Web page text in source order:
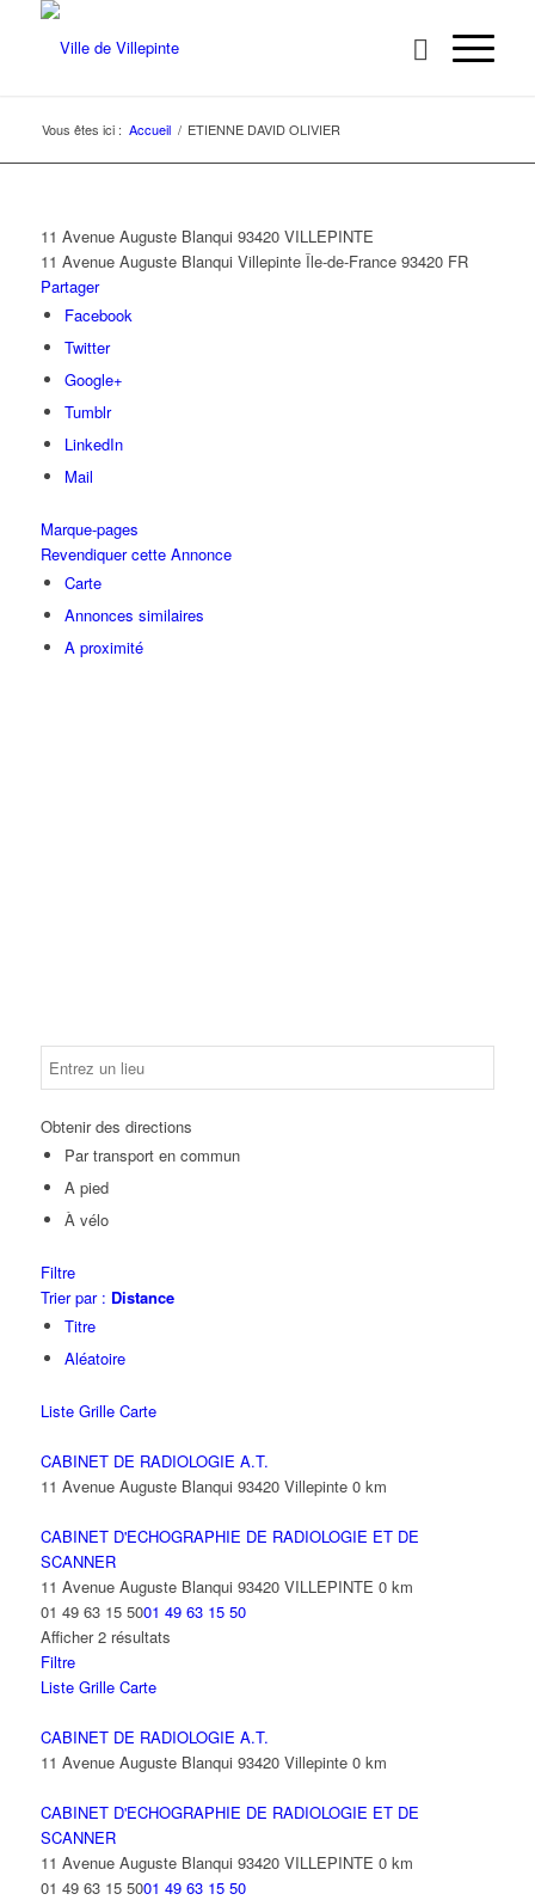
Vous êtes ici : Accueil / ETIENNE DAVID OLIVIER
11 Avenue Auguste Blanqui 93420 VILLEPINTE
11 Avenue Auguste Blanqui Villepinte Île-de-France 93420 FR
Partager
Facebook
Twitter
Google+
Tumblr
LinkedIn
Mail
Marque-pages
Revendiquer cette Annonce
Carte
Annonces similaires
A proximité
Obtenir des directions
Par transport en commun
A pied
À vélo
Filtre
Trier par : Distance
Titre
Aléatoire
Liste Grille Carte
CABINET DE RADIOLOGIE A.T.
11 Avenue Auguste Blanqui 93420 Villepinte 0 km
CABINET D'ECHOGRAPHIE DE RADIOLOGIE ET DE
SCANNER
11 Avenue Auguste Blanqui 93420 VILLEPINTE 0 km
01 49 63 15 5001 49 63 15 50
Afficher 2 résultats
Filtre
Liste Grille Carte
CABINET DE RADIOLOGIE A.T.
11 Avenue Auguste Blanqui 93420 Villepinte 0 km
CABINET D'ECHOGRAPHIE DE RADIOLOGIE ET DE
SCANNER
11 Avenue Auguste Blanqui 93420 VILLEPINTE 0 km
01 49 63 15 5001 49 63 15 50